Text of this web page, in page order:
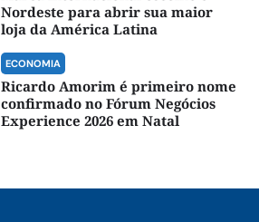
Nordeste para abrir sua maior
loja da América Latina
ECONOMIA
Ricardo Amorim é primeiro nome
confirmado no Fórum Negócios
Experience 2026 em Natal